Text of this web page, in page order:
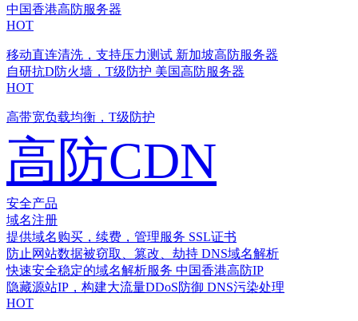
中国香港高防服务器
HOT
移动直连清洗，支持压力测试 新加坡高防服务器
自研抗D防火墙，T级防护 美国高防服务器
HOT
高带宽负载均衡，T级防护
高防CDN
安全产品
域名注册
提供域名购买，续费，管理服务 SSL证书
防止网站数据被窃取、篡改、劫持 DNS域名解析
快速安全稳定的域名解析服务 中国香港高防IP
隐藏源站IP，构建大流量DDoS防御 DNS污染处理
HOT